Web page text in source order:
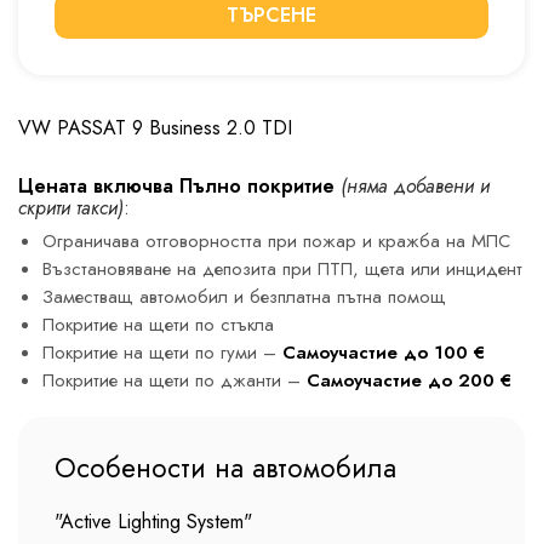
ТЪРСЕНЕ
VW PASSAT 9 Business 2.0 TDI
Цената включва Пълно покритие (няма добавени и
скрити такси):
Ограничава отговорността при пожар и кражба на МПС
Възстановяване на депозита при ПТП, щета или инцидент
Заместващ автомобил и безплатна пътна помощ
Покритие на щети по стъкла
Покритие на щети по гуми – Самоучастие до 100 €
Покритие на щети по джанти – Самоучастие до 200 €
Особености на автомобила
"Active Lighting System"